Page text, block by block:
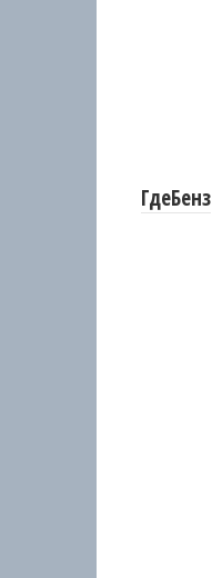
ГдеБенз